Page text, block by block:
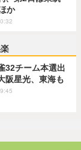
か
32チーム本選出
阪星光、東海も